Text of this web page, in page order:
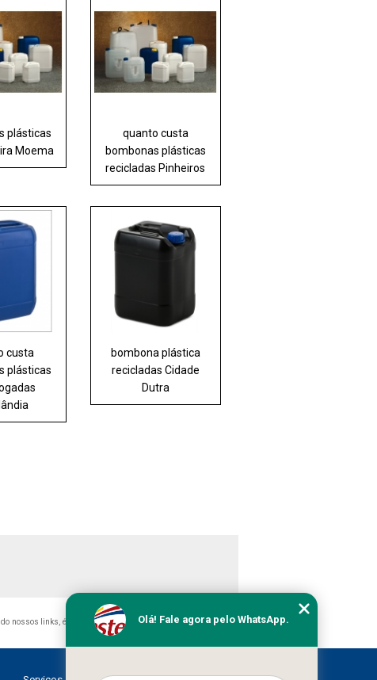
plásticas
Moema
quanto custa
bombonas plásticas
recicladas Pinheiros
custa
plásticas
bombona plástica
recicladas Cidade
Dutra
nossos links, é proibida sem a autorização do autor. Crime de
Olá! Fale agora pelo WhatsApp.